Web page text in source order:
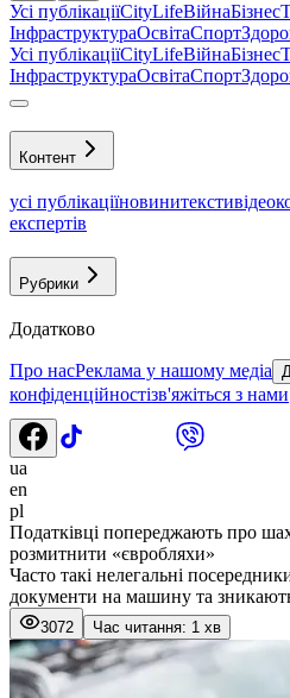
Усі публікаціїCityLifeВійнаБізнес
ІнфраструктураОсвітаСпорт
Усі публікаціїCityLifeВійнаБізнес
ІнфраструктураОсвітаСпорт
Контент
усі публікаціїновинитекстивідео
експертів
Рубрики
Додатково
Про насРеклама у нашому медіа
конфіденційностізв'яжіться з нами
ua
en
pl
Податківці попереджають про
розмитнити «євробляхи»
Часто такі нелегальні
документи на машину та
3072 Час читання: 1 хв